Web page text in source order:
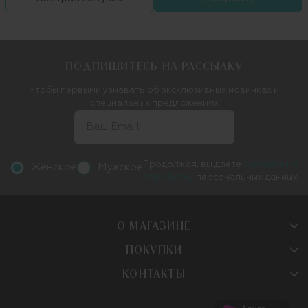
О МАГАЗИНЕ
ПОКУПКИ
КОНТАКТЫ